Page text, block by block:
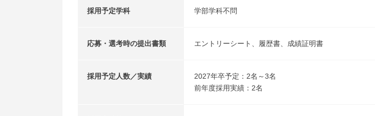
採用予定学科 学部学科不問
応募・選考時の提出書類 エントリーシート、履歴書、成績証明書
採用予定人数／実績
2027年卒予定：2名～3名
前年度採用実績：2名